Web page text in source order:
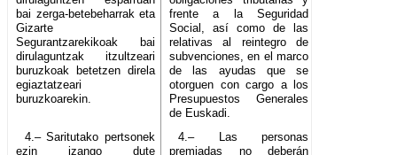
bai zerga-betebeharrak eta
Gizarte
Segurantzarekikoak bai
dirulaguntzak itzultzeari
buruzkoak betetzen direla
egiaztatzeari
buruzkoarekin.
frente a la Seguridad
Social, así como de las
relativas al reintegro de
subvenciones, en el marco
de las ayudas que se
otorguen con cargo a los
Presupuestos Generales
de Euskadi.
4.– Saritutako pertsonek
ezin izango dute
4.– Las personas
premiadas no deberán